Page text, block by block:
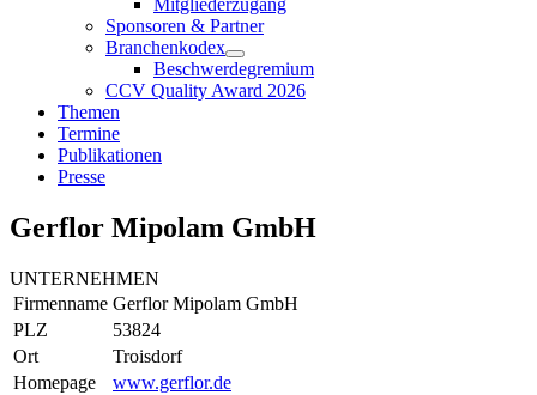
Mitgliederzugang
Sponsoren & Partner
Branchenkodex
Beschwerdegremium
CCV Quality Award 2026
Themen
Termine
Publikationen
Presse
Gerflor Mipolam GmbH
UNTERNEHMEN
Firmenname Gerflor Mipolam GmbH
PLZ
53824
Ort
Troisdorf
Homepage
www.gerflor.de